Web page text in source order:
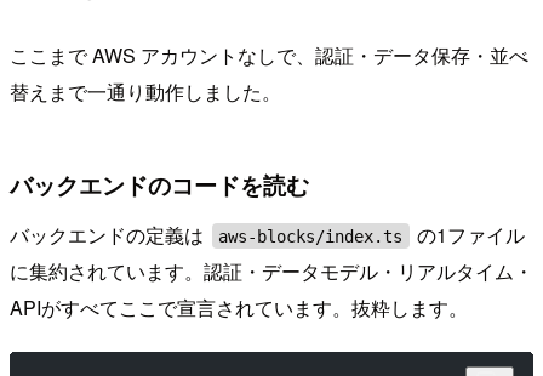
ここまで AWS アカウントなしで、認証・データ保存・並べ
替えまで一通り動作しました。
バックエンドのコードを読む
バックエンドの定義は aws-blocks/index.ts
の1ファイル
に集約されています。認証・データモデル・リアルタイム・
APIがすべてここで宣言されています。抜粋します。